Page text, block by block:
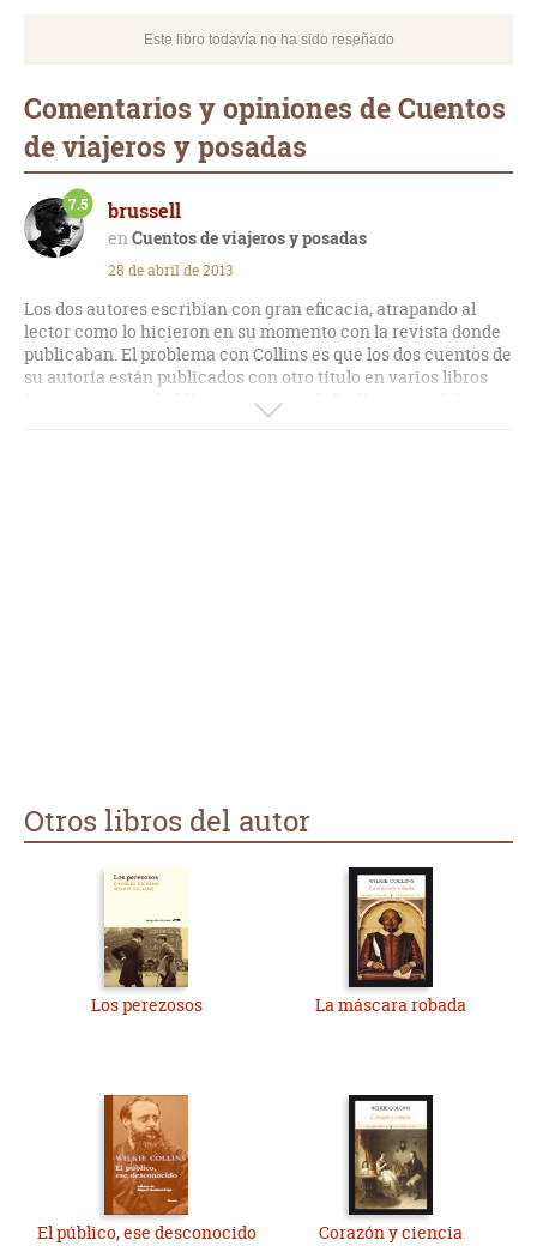
Este libro todavía no ha sido reseñado
Comentarios y opiniones de Cuentos
de viajeros y posadas
brussell
Cuentos de viajeros y posadas
7.5
28 de abril de 2013
Los dos autores escribían con gran eficacia, atrapando al
lector como lo hicieron en su momento con la revista donde
publicaban. El problema con Collins es que los dos cuentos de
su autoría están publicados con otro título en varios libros
(en mayor cantidad "La mujer ensueño" o "La mujer del
sueño" que acá aparece con un nombre como "El mozo de
Otros libros del autor
Los perezosos La máscara robada
El público, ese desconocido Corazón y ciencia